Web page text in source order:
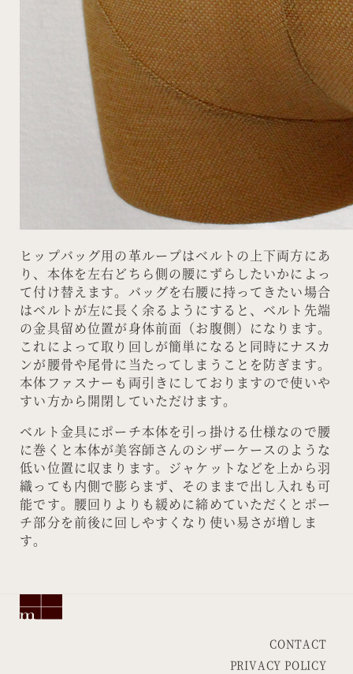
ヒップバッグ用の革ループはベルトの上下両方にあ
り、本体を左右どちら側の腰にずらしたいかによっ
て付け替えます。バッグを右腰に持ってきたい場合
はベルトが左に長く余るようにすると、ベルト先端
の金具留め位置が身体前面（お腹側）になります。
これによって取り回しが簡単になると同時にナスカ
ンが腰骨や尾骨に当たってしまうことを防ぎます。
本体ファスナーも両引きにしておりますので使いや
すい方から開閉していただけます。
ベルト金具にポーチ本体を引っ掛ける仕様なので腰
に巻くと本体が美容師さんのシザーケースのような
低い位置に収まります。ジャケットなどを上から羽
織っても内側で膨らまず、そのままで出し入れも可
能です。腰回りよりも緩めに締めていただくとポー
チ部分を前後に回しやすくなり使い易さが増しま
す。
CONTACT
PRIVACY POLICY